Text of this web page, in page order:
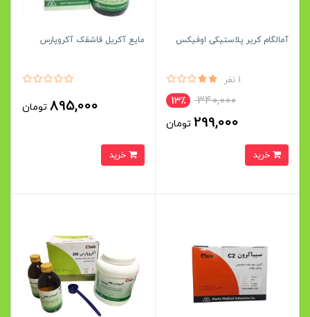
آمالگام کریر پلاستیکی اوفیکس
1 نفر
340,000 13٪
299,000 تومان
مایع آکریل قاشقک آکروپارس
895,000 تومان